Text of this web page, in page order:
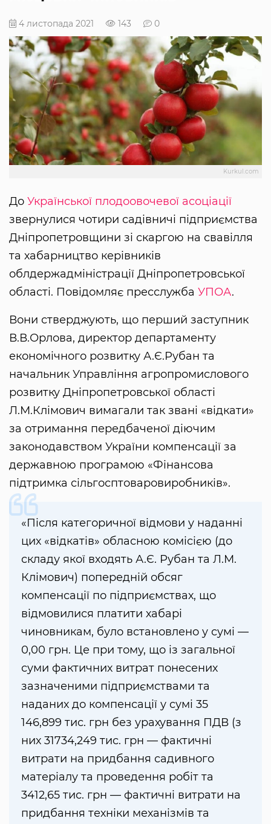
4 листопада 2021 143 0
Kurkul.com
До Української плодоовочевої асоціації
звернулися чотири садівничі підприємства
Дніпропетровщини зі скаргою на свавілля
та хабарництво керівників
облдержадміністрації Дніпропетровської
області. Повідомляє пресслужба УПОА.
Вони стверджують, що перший заступник
В.В.Орлова, директор департаменту
економічного розвитку А.Є.Рубан та
начальник Управління агропромислового
розвитку Дніпропетровської області
Л.М.Клімович вимагали так звані «відкати»
за отримання передбаченої діючим
законодавством України компенсації за
державною програмою «Фінансова
підтримка сільгосптоваровиробників».
«Після категоричної відмови у наданні
цих «відкатів» обласною комісією (до
складу якої входять А.Є. Рубан та Л.М.
Клімович) попередній обсяг
компенсації по підприємствах, що
відмовилися платити хабарі
чиновникам, було встановлено у сумі —
0,00 грн. Це при тому, що із загальної
суми фактичних витрат понесених
зазначеними підприємствами та
наданих до компенсації у сумі 35
146,899 тис. грн без урахування ПДВ (з
них 31734,249 тис. грн — фактичні
витрати на придбання садивного
матеріалу та проведення робіт та
3412,65 тис. грн — фактичні витрати на
придбання техніки механізмів та